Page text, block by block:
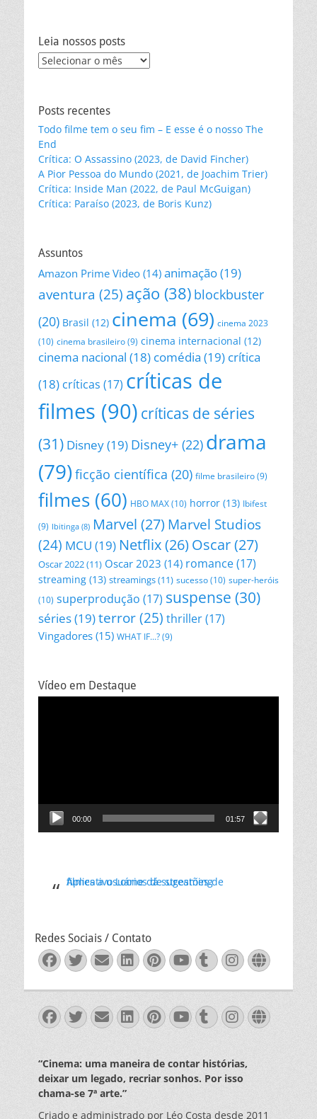
Leia nossos posts
Leia
Posts recentes
Todo filme tem o seu fim – E esse é o nosso The
End
Crítica: O Assassino (2023, de David Fincher)
A Pior Pessoa do Mundo (2021, de Joachim Trier)
Crítica: Inside Man (2022, de Paul McGuigan)
Crítica: Paraíso (2023, de Boris Kunz)
Assuntos
Amazon Prime Video (14) animação(19)
aventura (25) ação (38) blockbuster
(20) Brasil (12) cinema (69) cinema 2023
(10) cinema brasileiro (9) cinema internacional (12)
cinema nacional (18) comédia (19) crítica
(18) críticas (17) críticas de
filmes (90) críticas de séries
(31) Disney(19) Disney+ (22) drama
(79)ficção científica (20) filme brasileiro (9)
filmes (60) HBO MAX(10) horror (13) Ibifest
(9) Ibitinga (8) Marvel (27) Marvel Studios
(24) MCU (19) Netflix(26) Oscar(27)
Oscar 2022(11) Oscar 2023 (14) romance(17)
streaming (13) streamings(11) sucesso(10) super-heróis
(10) superprodução (17) suspense (30)
séries(19)terror(25) thriller(17)
Vingadores (15) WHAT IF...? (9)
Vídeo em Destaque
00:00 01:57
Aplicativo Loone dá sugestões de filmes a usuários de streaming
Redes Sociais / Contato
Facebook
Twitter
EmailLinkedIn
Pinterest
YouTube
Tumblr
Facebook
Twitter
EmailLinkedIn
Pinterest
YouTube
Tumblr
“Cinema: uma maneira de contar histórias,
deixar um legado, recriar sonhos. Por isso
chama-se 7ª arte.”
Criado e administrado por Léo Costa desde 2011